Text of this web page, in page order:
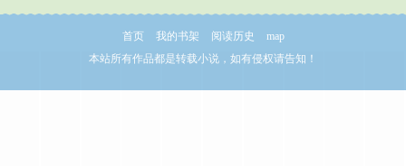
首页 我的书架 阅读历史
map
本站所有作品都是转载小说，如有侵权请告知！